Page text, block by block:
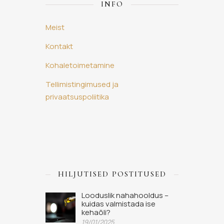
INFO
Meist
Kontakt
Kohaletoimetamine
Tellimistingimused ja
privaatsuspoliitika
HILJUTISED POSTITUSED
Looduslik nahahooldus –
kuidas valmistada ise
kehaõli?
19/01/2025